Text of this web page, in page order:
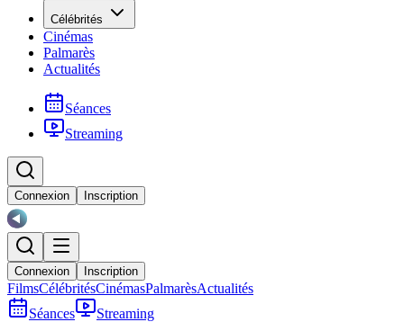
Célébrités
Cinémas
Palmarès
Actualités
Séances
Streaming
Connexion Inscription
Connexion Inscription
FilmsCélébritésCinémasPalmarèsActualités
Séances
Streaming